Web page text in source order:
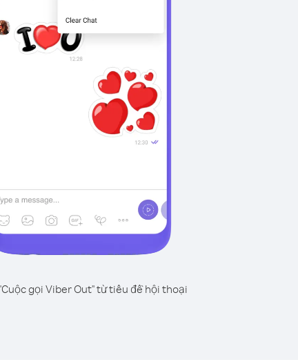
gọi Viber Out" từ tiêu đề hội thoại